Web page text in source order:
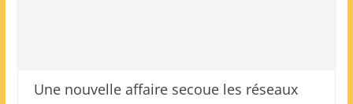
Une nouvelle affaire secoue les réseaux